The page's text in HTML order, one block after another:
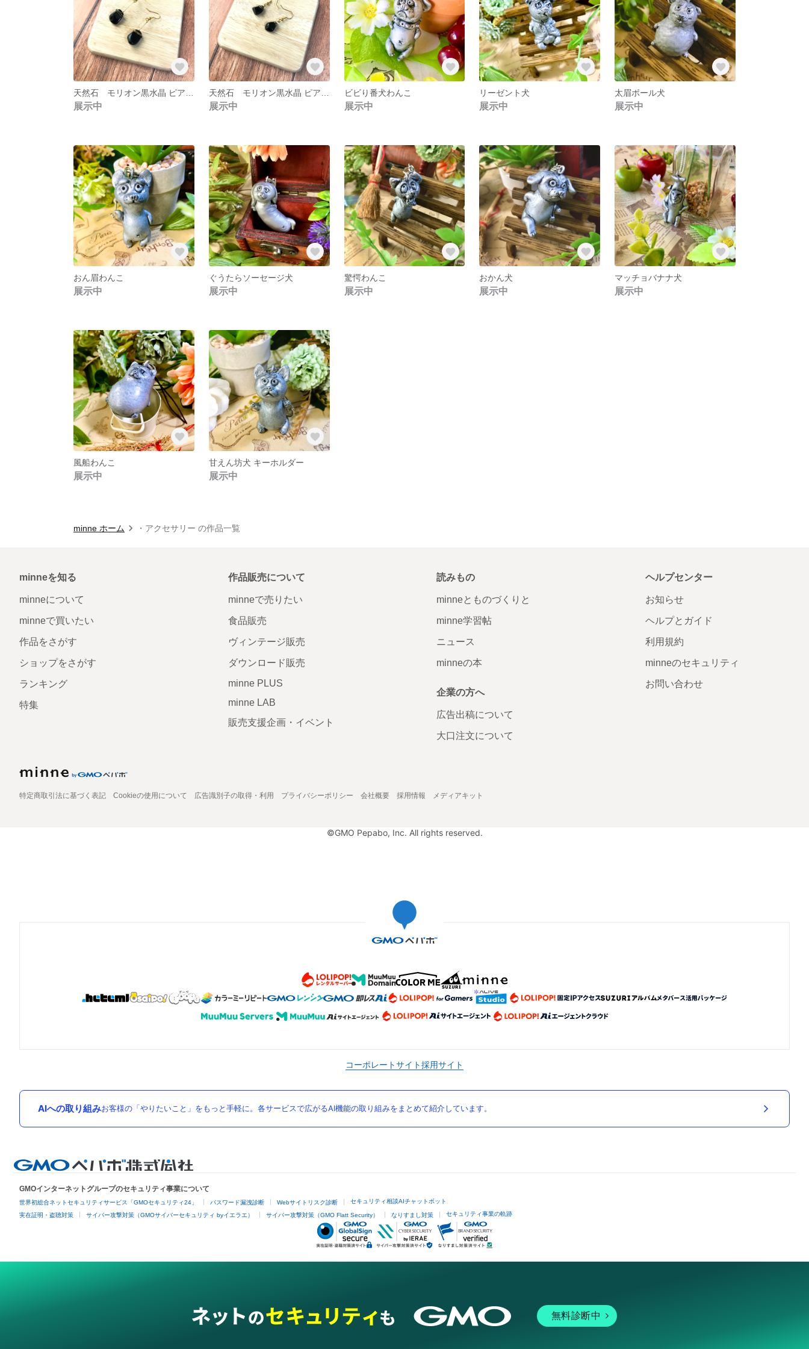
展示中 展示中
ビビり番犬わんこ
展示中
リーゼント犬
展示中
太眉ボール犬
展示中
おん眉わんこ
展示中
ぐうたらソーセージ犬
展示中
驚愕わんこ
展示中
おかん犬
展示中
マッチョバナナ犬
展示中
風船わんこ
展示中
甘えん坊犬 キーホルダー
展示中
minne ホーム ・アクセサリー の作品一覧
minneを知る
minneについて
minneで買いたい
作品をさがす
ショップをさがす
ランキング
特集
作品販売について
minneで売りたい
食品販売
ヴィンテージ販売
ダウンロード販売
minne PLUS
minne LAB
販売支援企画・イベント
読みもの
minneとものづくりと
minne学習帖
ニュース
minneの本
企業の方へ
広告出稿について
大口注文について
ヘルプセンター
お知らせ
ヘルプとガイド
利用規約
minneのセキュリティ
お問い合わせ
特定商取引法に基づく表記 Cookieの使用について 広告識別子の取得・利用 プライバシーポリシー 会社概要 採用情報 メディアキット
©GMO Pepabo, Inc. All rights reserved.
コーポレートサイト採用サイト
AIへの取り組みお客様の「やりたいこと」をもっと手軽に。各サービスで広がるAI機能の取り組みをまとめて紹介しています。
GMOインターネットグループのセキュリティ事業について
世界初総合ネットセキュリティサービス「GMOセキュリティ24」 パスワード漏洩診断 Webサイトリスク診断 セキュリティ相談AIチャットボット
実在証明・盗聴対策 サイバー攻撃対策（GMOサイバーセキュリティ byイエラエ） サイバー攻撃対策（GMO Flatt Security） なりすまし対策 セキュリティ事業の軌跡
無料診断中